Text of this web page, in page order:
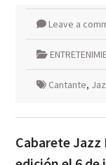
Leave a
Cantante,
Cabarete Jazz